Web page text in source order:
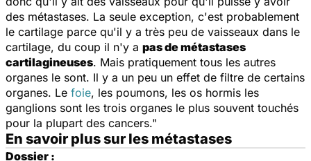
des métastases. La seule exception, c'est probablement
le cartilage parce qu'il y a très peu de vaisseaux dans le
cartilage, du coup il n'y a pas de métastases
cartilagineuses. Mais pratiquement tous les autres
organes le sont. Il y a un peu un effet de filtre de certains
organes. Le foie, les poumons, les os hormis les
ganglions sont les trois organes le plus souvent touchés
pour la plupart des cancers."
En savoir plus sur les métastases
Dossier :